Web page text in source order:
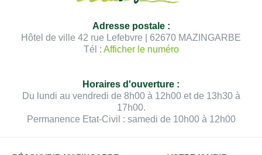
Adresse postale :
Hôtel de ville 42 rue Lefebvre | 62670 MAZINGARBE
Tél : Afficher le numéro
Horaires d'ouverture :
Du lundi au vendredi de 8h00 à 12h00 et de 13h30 à
17h00.
Permanence Etat-Civil : samedi de 10h00 à 12h00